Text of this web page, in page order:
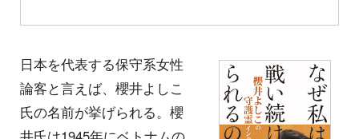
日本を代表する保守系女性
論客と言えば、櫻井よしこ
氏の名前が挙げられる。櫻